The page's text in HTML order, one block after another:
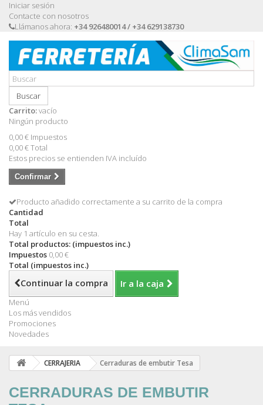
Iniciar sesión
Contacte con nosotros
Llámanos ahora: +34 926480014 / +34 629138730
Buscar
Carrito:vacío
Ningún producto
0,00 € Impuestos
0,00 €Total
Estos precios se entienden IVA incluído
Confirmar
Producto añadido correctamente a su carrito de la compra
Cantidad
Total
Hay 1 artículo en su cesta.
Total productos: (impuestos inc.)
Impuestos 0,00 €
Total (impuestos inc.)
Continuar la compra Ir a la caja
Menú
Los más vendidos
Promociones
Novedades
CERRAJERIA Cerraduras de embutir Tesa
CERRADURAS DE EMBUTIR